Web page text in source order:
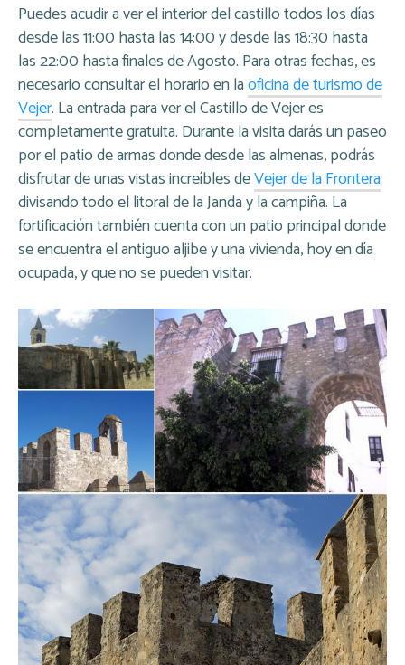
Puedes acudir a ver el interior del castillo todos los días
desde las 11:00 hasta las 14:00 y desde las 18:30 hasta
las 22:00 hasta finales de Agosto. Para otras fechas, es
necesario consultar el horario en laoficina de turismo de
Vejer. La entrada para ver el Castillo de Vejer es
completamente gratuita. Durante la visita darás un paseo
por el patio de armas donde desde las almenas, podrás
disfrutar de unas vistas increíbles deVejer de la Frontera
divisando todo el litoral de la Janda y la campiña. La
fortificación también cuenta con un patio principal donde
se encuentra el antiguo aljibe y una vivienda, hoy en día
ocupada, y que no se pueden visitar.